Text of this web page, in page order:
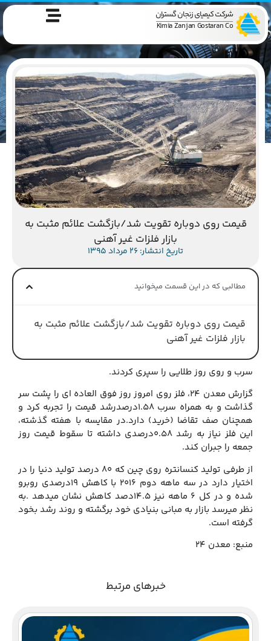
شرکت کیمیای زنجان گستران
Kimia Zanjan Gostaran Co
قیمت روی دوباره تقویت شد/بازگشت علائم مثبت به
بازار فلزات غیر آهنی
تاریخ انتشار: 26 مرداد 1395
مطالبی که در این قسمت میخوانید
قیمت روی دوباره تقویت شد/بازگشت علائم مثبت به
بازار فلزات غیر آهنی
سرب و روی روز طلایی را سپری کردند.
گزارش معدن 24، فلز روی امروز روز فوق العاده ای را پشت سر
گذاشت و به همراه سرب 1.58درصدرشد قیمت را تجربه کرد و
همچنان صف تقاضا (خرید) دارد.در مقایسه با هفته گذشته،
این فلز نیاز به رشد 0.58درصدی داشته تا سقوط قیمت روز
جمعه را جبران کند.
از طرفی تولید کنسانتره روی چین که 80 درصد تولید دنیا را در
اختیار دارد در سه ماهه دوم 2016 با کاهش 19درصدی روبرو
شده و در کل 6 ماهه نیز 14.5دصد کاهش نشان میدهد .به
نظر میرسد بازار به مبانی بنیادی خود برگشته و روند رشد بخود
گرفته است.
منبع: معدن 24
خبرهای مرتبط